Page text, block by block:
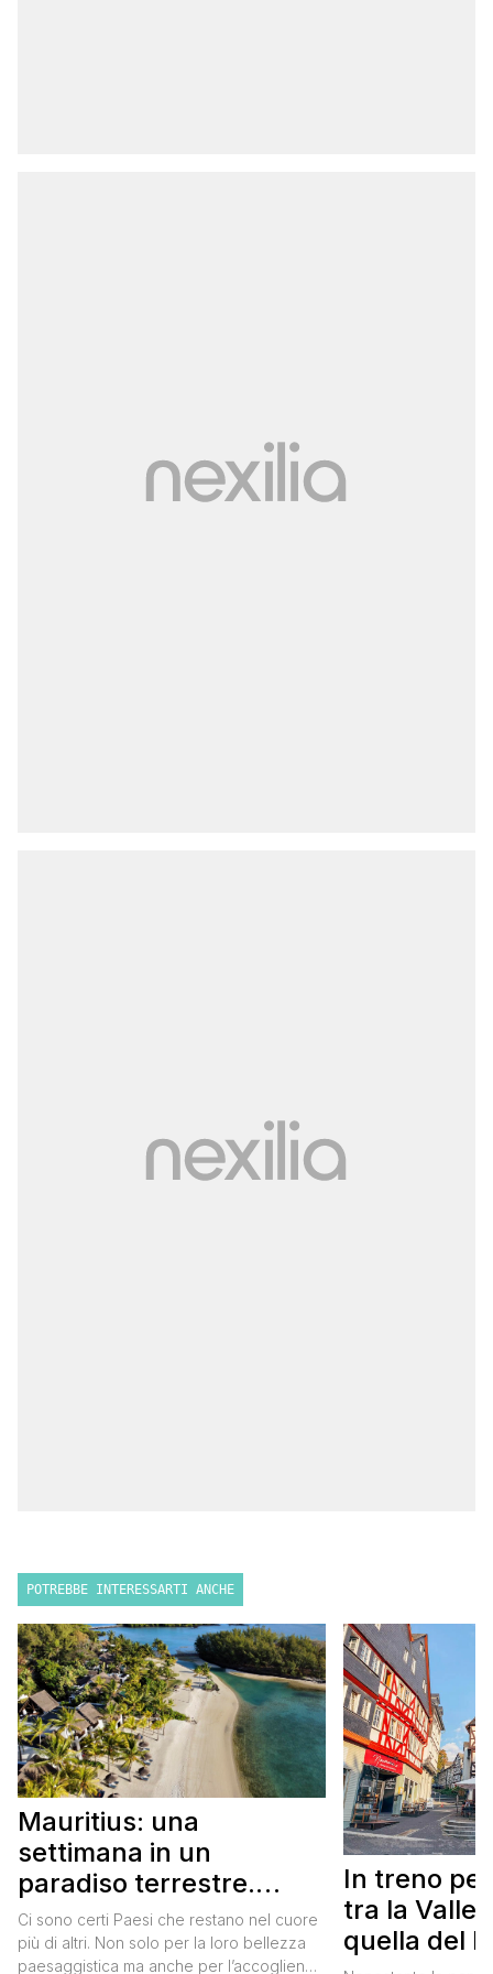
POTREBBE INTERESSARTI ANCHE
Mauritius: una
settimana in un
paradiso terrestre.
Itinerario completo
Ci sono certi Paesi che restano nel cuore
più di altri. Non solo per la loro bellezza
paesaggistica ma anche per l’accoglienza
In treno
tra la Valle
quella del